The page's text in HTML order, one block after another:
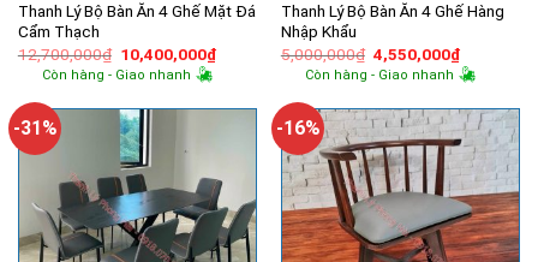
Thanh Lý Bộ Bàn Ăn 4 Ghế Mặt Đá
Cẩm Thạch
12,700,000₫ Giá
gốc
là:
10,400,000₫Giá
hiện
10,400,000₫.
Còn hàng - Giao nhanh
Thanh Lý Bộ Bàn Ăn 4 Ghế Hàng
Nhập Khẩu
5,000,000₫ Giá
gốc
là:
4,550,000₫Giá
hiện
tại
Còn hàng - Giao nhanh
-31% -16%